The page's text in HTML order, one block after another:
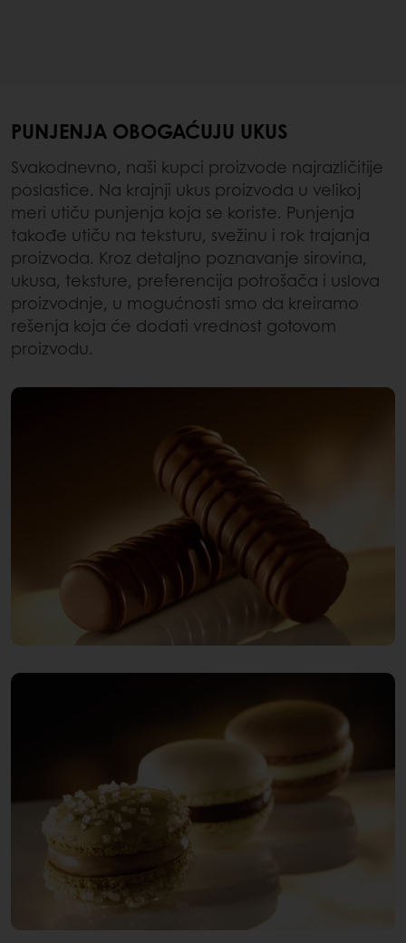
PUNJENJA OBOGAĆUJU UKUS
Svakodnevno, naši kupci proizvode najrazličitije
poslastice. Na krajnji ukus proizvoda u velikoj
meri utiču punjenja koja se koriste. Punjenja
takođe utiču na teksturu, svežinu i rok trajanja
proizvoda. Kroz detaljno poznavanje sirovina,
ukusa, teksture, preferencija potrošača i uslova
proizvodnje, u mogućnosti smo da kreiramo
rešenja koja će dodati vrednost gotovom
proizvodu.